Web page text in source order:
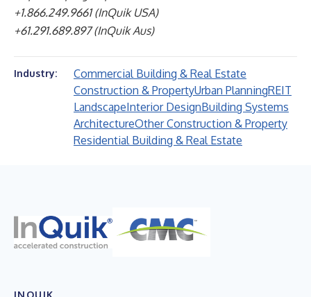
+1.866.249.9661 (InQuik USA)
+61.291.689.897 (InQuik Aus)
Industry:
Commercial Building & Real Estate
Construction & PropertyUrban PlanningREIT
LandscapeInterior DesignBuilding Systems
ArchitectureOther Construction & Property
Residential Building & Real Estate